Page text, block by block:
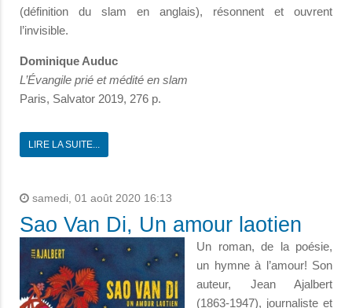
(définition du slam en anglais), résonnent et ouvrent
l’invisible.
Dominique Auduc
L’Évangile prié et médité en slam
Paris, Salvator 2019, 276 p.
LIRE LA SUITE...
samedi, 01 août 2020 16:13
Sao Van Di, Un amour laotien
Un roman, de la poésie,
un hymne à l’amour! Son
auteur, Jean Ajalbert
(1863-1947), journaliste et